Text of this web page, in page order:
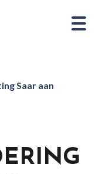
Saar aan